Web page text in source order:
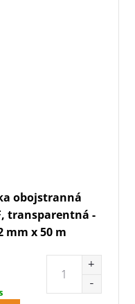
obojstranná
transparentná -
mm x 50 m